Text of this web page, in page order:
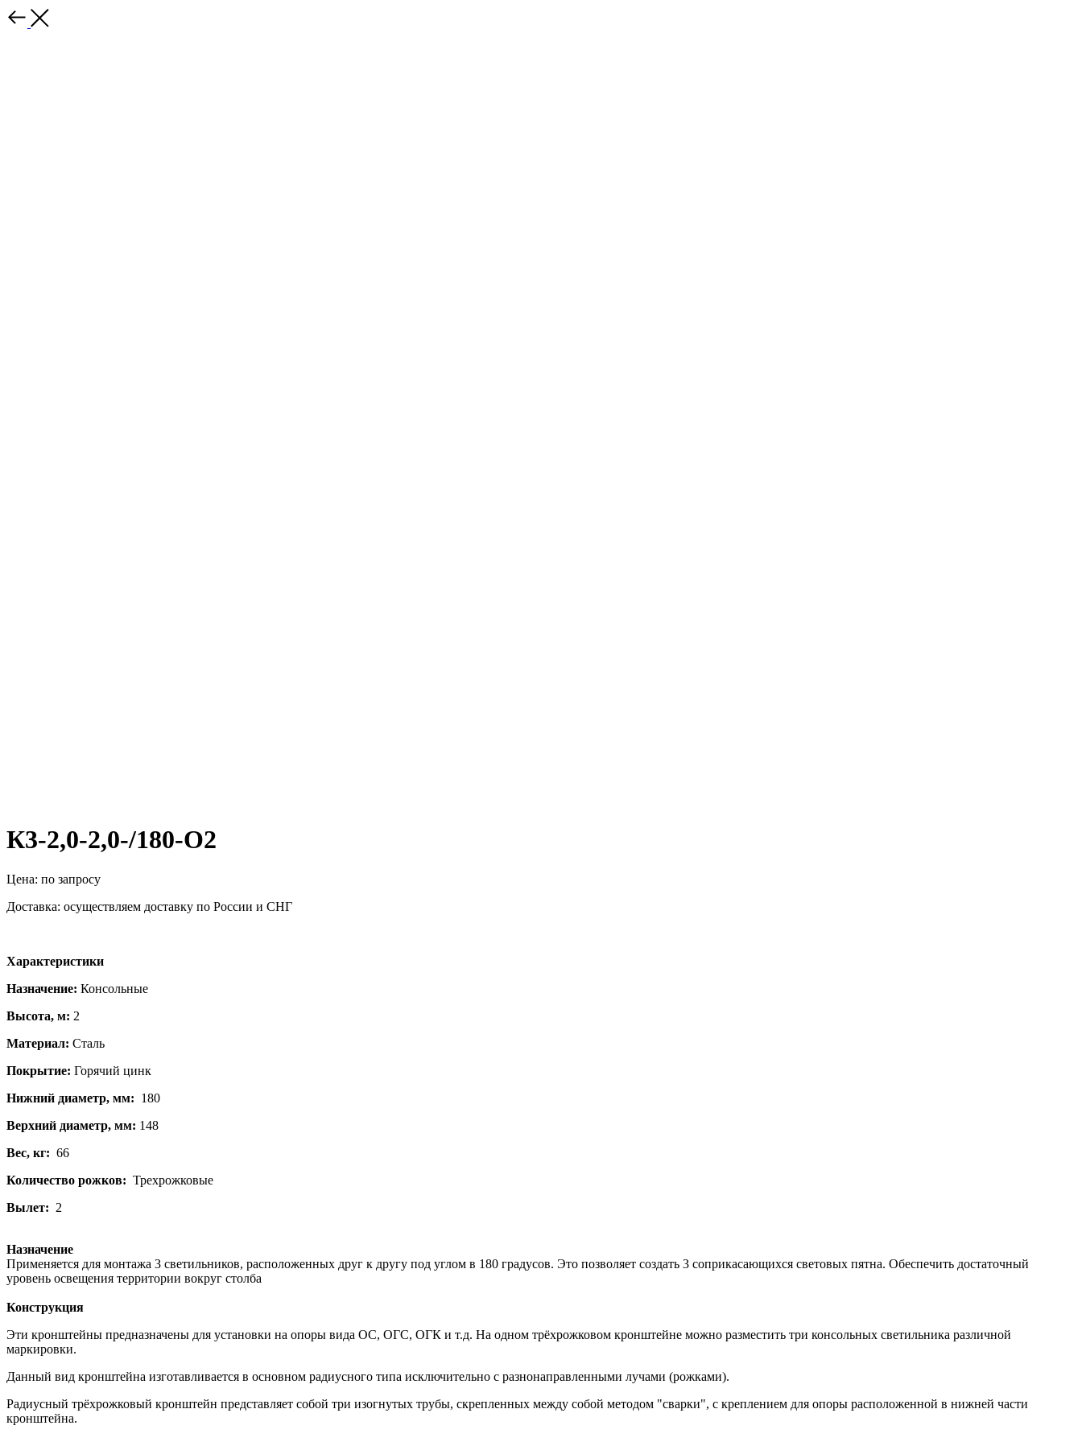
К3-2,0-2,0-/180-О2
Цена: по запросу
Доставка: осуществляем доставку по России и СНГ
Характеристики
Назначение: Консольные
Высота, м: 2
Материал: Сталь
Покрытие: Горячий цинк
Нижний диаметр, мм: 180
Верхний диаметр, мм: 148
Вес, кг: 66
Количество рожков: Трехрожковые
Вылет: 2
Назначение
Применяется для монтажа 3 светильников, расположенных друг к другу под углом в 180 градусов. Это позволяет создать 3 соприкасающихся световых пятна. Обеспечить достаточный
уровень освещения территории вокруг столба
Конструкция
Эти кронштейны предназначены для установки на опоры вида ОС, ОГС, ОГК и т.д. На одном трёхрожковом кронштейне можно разместить три консольных светильника различной
маркировки.
Данный вид кронштейна изготавливается в основном радиусного типа исключительно с разнонаправленными лучами (рожками).
Радиусный трёхрожковый кронштейн представляет собой три изогнутых трубы, скрепленных между собой методом "сварки", с креплением для опоры расположенной в нижней части
кронштейна.